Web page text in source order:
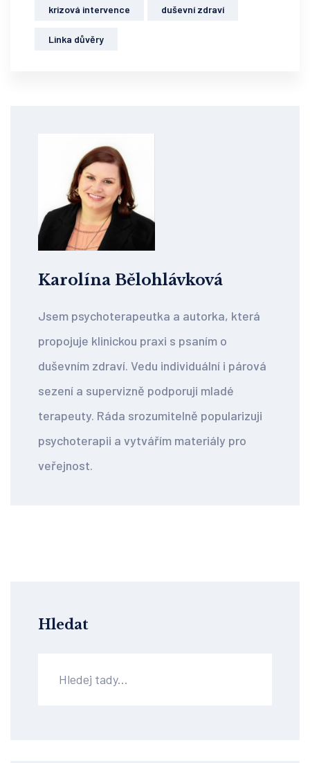
krizová intervence duševní zdraví
Linka důvěry
Karolína Bělohlávková
Jsem psychoterapeutka a autorka, která
propojuje klinickou praxi s psaním o
duševním zdraví. Vedu individuální i párová
sezení a supervizně podporuji mladé
terapeuty. Ráda srozumitelně popularizuji
psychoterapii a vytvářím materiály pro
veřejnost.
Hledat